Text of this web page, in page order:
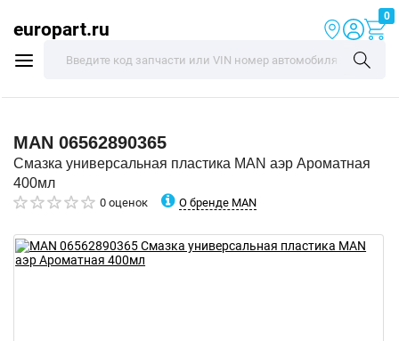
europart.ru
0
MAN 06562890365
Смазка универсальная пластика MAN аэр Ароматная
400мл
0 оценок О бренде MAN